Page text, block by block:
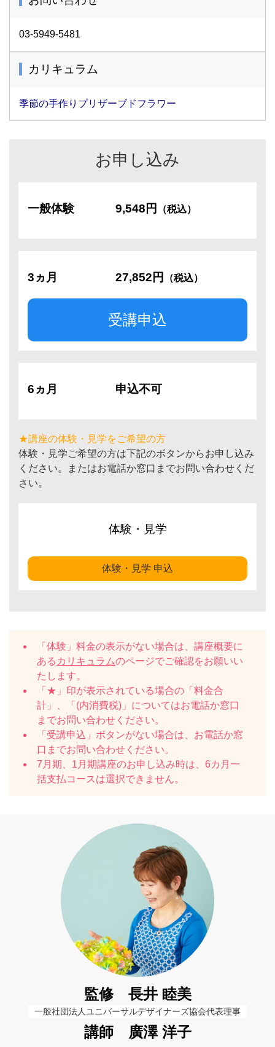
03-5949-5481
カリキュラム
季節の手作りプリザーブドフラワー
お申し込み
一般体験 9,548円 （税込）
3ヵ月 27,852円 （税込）
受講申込
6ヵ月 申込不可
★講座の体験・見学をご希望の方
体験・見学ご希望の方は下記のボタンからお申し込み
ください。またはお電話か窓口までお問い合わせくだ
さい。
体験・見学
体験・見学 申込
「体験」料金の表示がない場合は、講座概要に
ある カリキュラムのページでご確認をお願いい
たします。
「★」印が表示されている場合の「料金合
計」、「(内消費税)」についてはお電話か窓口
までお問い合わせください。
「受講申込」ボタンがない場合は、お電話か窓
口までお問い合わせください。
7月期、1月期講座のお申し込み時は、6カ月一
括支払コースは選択できません。
監修 長井 睦美
一般社団法人ユニバーサルデザイナーズ協会代表理事
講師 廣澤 洋子